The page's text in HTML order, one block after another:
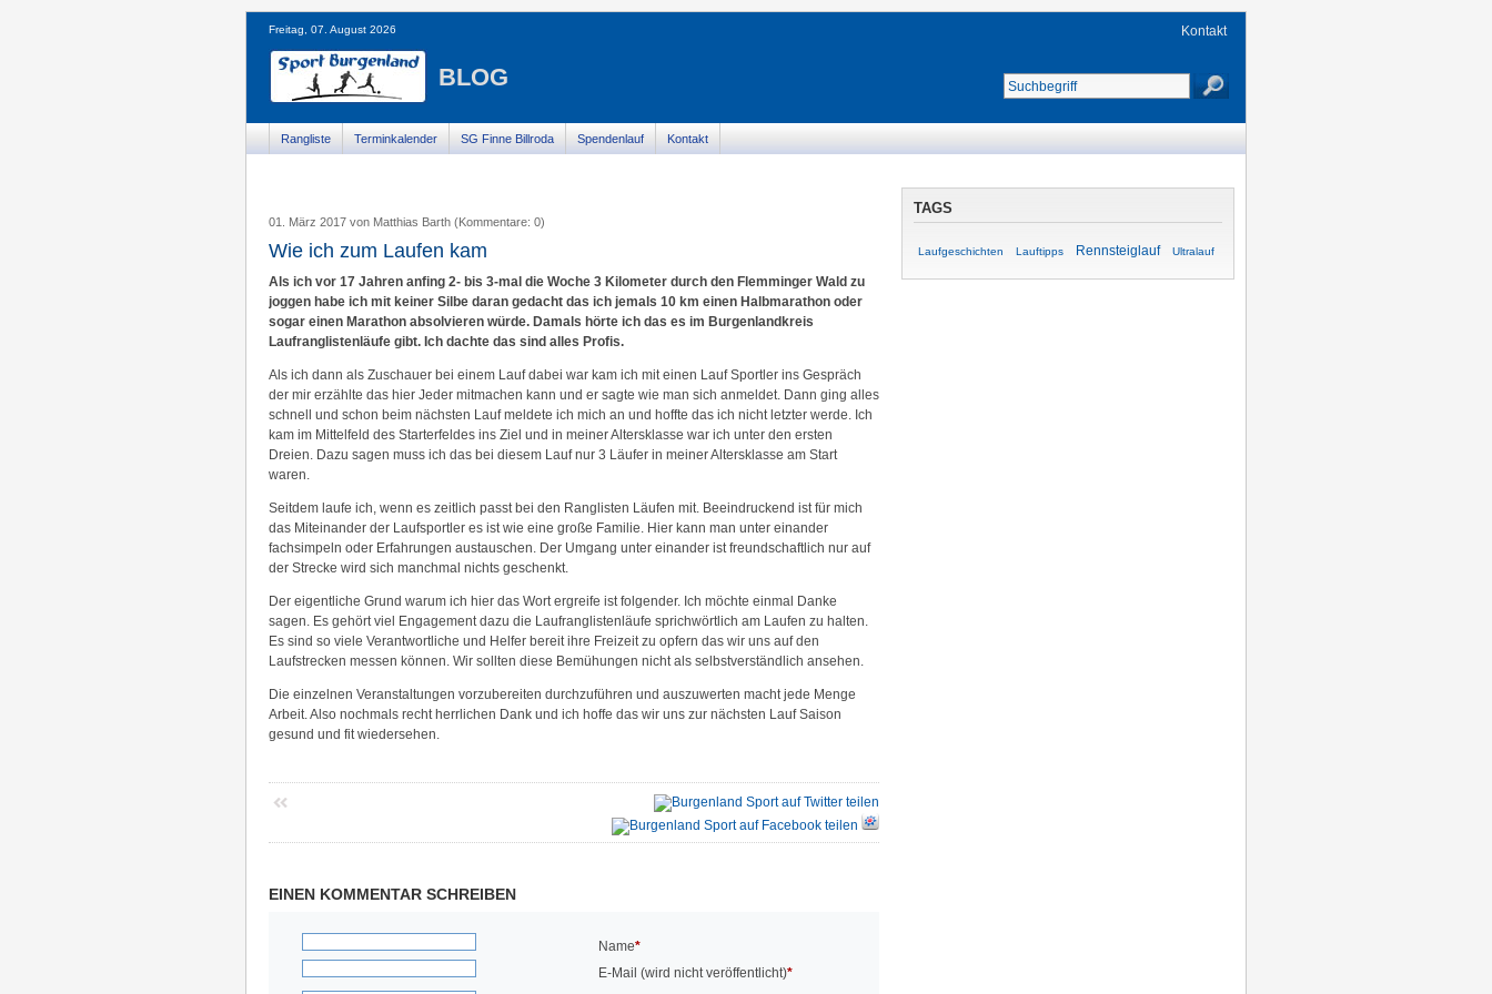
Kontakt
Freitag, 07. August 2026
BLOG
Rangliste Terminkalender SG Finne Billroda Spendenlauf Kontakt
01. März 2017 von Matthias Barth (Kommentare: 0)
Wie ich zum Laufen kam
Als ich vor 17 Jahren anfing 2- bis 3-mal die Woche 3 Kilometer durch den Flemminger Wald zu
joggen habe ich mit keiner Silbe daran gedacht das ich jemals 10 km einen Halbmarathon oder
sogar einen Marathon absolvieren würde. Damals hörte ich das es im Burgenlandkreis
Laufranglistenläufe gibt. Ich dachte das sind alles Profis.
Als ich dann als Zuschauer bei einem Lauf dabei war kam ich mit einen Lauf Sportler ins Gespräch
der mir erzählte das hier Jeder mitmachen kann und er sagte wie man sich anmeldet. Dann ging alles
schnell und schon beim nächsten Lauf meldete ich mich an und hoffte das ich nicht letzter werde. Ich
kam im Mittelfeld des Starterfeldes ins Ziel und in meiner Altersklasse war ich unter den ersten
Dreien. Dazu sagen muss ich das bei diesem Lauf nur 3 Läufer in meiner Altersklasse am Start
waren.
Seitdem laufe ich, wenn es zeitlich passt bei den Ranglisten Läufen mit. Beeindruckend ist für mich
das Miteinander der Laufsportler es ist wie eine große Familie. Hier kann man unter einander
fachsimpeln oder Erfahrungen austauschen. Der Umgang unter einander ist freundschaftlich nur auf
der Strecke wird sich manchmal nichts geschenkt.
Der eigentliche Grund warum ich hier das Wort ergreife ist folgender. Ich möchte einmal Danke
sagen. Es gehört viel Engagement dazu die Laufranglistenläufe sprichwörtlich am Laufen zu halten.
Es sind so viele Verantwortliche und Helfer bereit ihre Freizeit zu opfern das wir uns auf den
Laufstrecken messen können. Wir sollten diese Bemühungen nicht als selbstverständlich ansehen.
Die einzelnen Veranstaltungen vorzubereiten durchzuführen und auszuwerten macht jede Menge
Arbeit. Also nochmals recht herrlichen Dank und ich hoffe das wir uns zur nächsten Lauf Saison
gesund und fit wiedersehen.
EINEN KOMMENTAR SCHREIBEN
Name*
E-Mail (wird nicht veröffentlicht)*
TAGS
Laufgeschichten Lauftipps Rennsteiglauf Ultralauf